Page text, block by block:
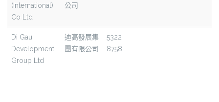
(International)
Co Ltd
公司
Di Gau
Development
Group Ltd
迪高發展集
團有限公司
5322
8758